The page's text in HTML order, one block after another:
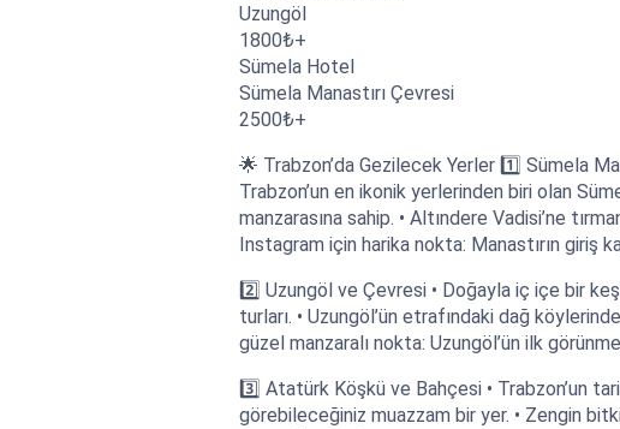
Uzungöl
1800₺+
Sümela Hotel
Sümela Manastırı Çevresi
2500₺+
🌟 Trabzon’da Gezilecek Yerler 1️⃣ Sümela
Trabzon’un en ikonik yerlerinden biri olan
manzarasına sahip. • Altındere Vadisi’ne
Instagram için harika nokta: Manastırın giriş
2️⃣ Uzungöl ve Çevresi • Doğayla iç içe bir
turları. • Uzungöl’ün etrafındaki dağ
güzel manzaralı nokta: Uzungöl’ün ilk
3️⃣ Atatürk Köşkü ve Bahçesi • Trabzon’un
görebileceğiniz muazzam bir yer. • Zengin